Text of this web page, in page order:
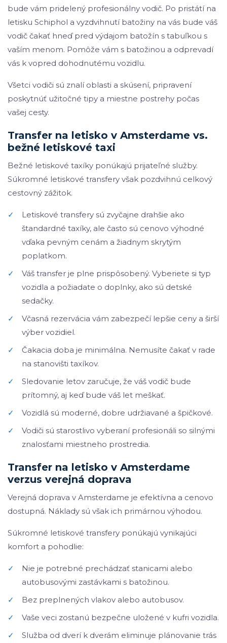
bude vám pridelený profesionálny vodič. Po pristátí na
letisku Schiphol a vyzdvihnutí batožiny na vás bude váš
vodič čakať hneď pred výdajom batožín s tabuľkou s
vaším menom. Pomôže vám s batožinou a odprevadí
vás k vopred dohodnutému vozidlu.
Všetci vodiči sú znalí oblasti a skúsení, pripravení
poskytnúť užitočné tipy a miestne postrehy počas
vašej cesty.
Transfer na letisko v Amsterdame vs.
bežné letiskové taxi
Bežné letiskové taxíky ponúkajú prijateľné služby.
Súkromné letiskové transfery však pozdvihnú celkový
cestovný zážitok.
✓
Letiskové transfery sú zvyčajne drahšie ako
štandardné taxíky, ale často sú cenovo výhodné
vďaka pevným cenám a žiadnym skrytým
poplatkom.
✓
Váš transfer je plne prispôsobený. Vyberiete si typ
vozidla a požiadate o doplnky, ako sú detské
sedačky.
✓
Včasná rezervácia vám zabezpečí lepšie ceny a širší
výber vozidiel.
✓
Čakacia doba je minimálna. Nemusíte čakať v rade
na stanovišti taxíkov.
✓
Sledovanie letov zaručuje, že váš vodič bude
prítomný, aj keď bude váš let meškať.
✓
Vozidlá sú moderné, dobre udržiavané a špičkové.
✓
Vodiči sú starostlivo vyberaní profesionáli so silnými
znalosťami miestneho prostredia.
Transfer na letisko v Amsterdame
verzus verejná doprava
Verejná doprava v Amsterdame je efektívna a cenovo
dostupná. Náklady sú však ich primárnou výhodou.
Súkromné letiskové transfery ponúkajú vynikajúci
komfort a pohodlie:
✓
Nie je potrebné prechádzať stanicami alebo
autobusovými zastávkami s batožinou.
✓
Bez preplnených vlakov alebo autobusov.
✓
Vaše veci zostanú bezpečne uložené v kufri vozidla.
✓
Služba od dverí k dverám eliminuje plánovanie trás